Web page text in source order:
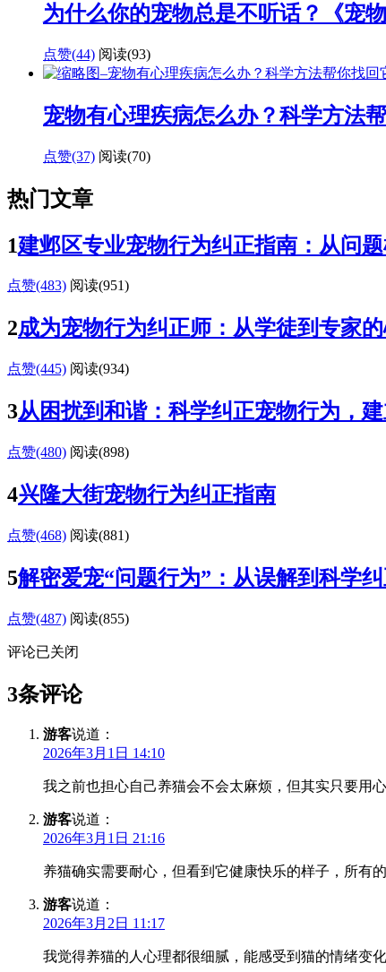
为什么你的宠物总是不听话？《宠
点赞(44) 阅读(93)
宠物有心理疾病怎么办？科学方法
点赞(37) 阅读(70)
热门文章
1建邺区专业宠物行为纠正指南：从问
点赞(483) 阅读(951)
2成为宠物行为纠正师：从学徒到专家
点赞(445) 阅读(934)
3从困扰到和谐：科学纠正宠物行为，
点赞(480) 阅读(898)
4兴隆大街宠物行为纠正指南
点赞(468) 阅读(881)
5解密爱宠“问题行为”：从误解到科学
点赞(487) 阅读(855)
评论已关闭
3条评论
游客说道：
2026年3月1日 14:10
我之前也担心自己养猫会不会太麻烦，但其实只要用
游客说道：
2026年3月1日 21:16
养猫确实需要耐心，但看到它健康快乐的样子，所有的
游客说道：
2026年3月2日 11:17
我觉得养猫的人心理都很细腻，能感受到猫的情绪变化